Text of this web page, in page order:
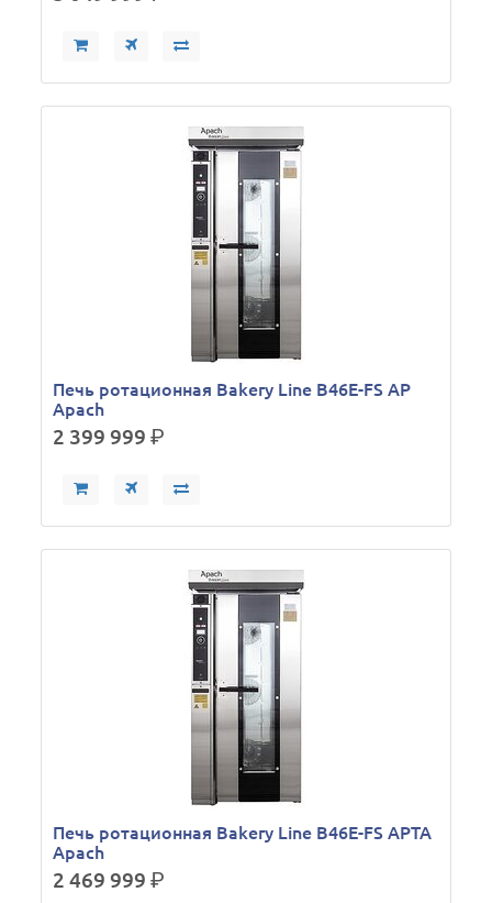
Печь ротационная Bakery Line B46E-FS AP
Apach
2 399 999р.
Печь ротационная Bakery Line B46E-FS APTA
Apach
2 469 999р.